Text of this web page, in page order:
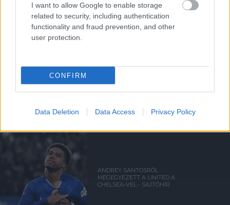
I want to allow Google to enable storage
related to security, including authentication
functionality and fraud prevention, and other
user protection.
CONFIRM
Data Deletion Data Access Privacy Policy
PLETYKÁK, ÁTIGAZOLÁSOK
TÁRGYALÁSOKAT FOLYTAT A
UNITED TIELEMANSRÓL
ANDREY SANTOSRÓL
MEGEGYEZETT A UNITED A
CHELSEA-VEL - SAJTÓHÍR